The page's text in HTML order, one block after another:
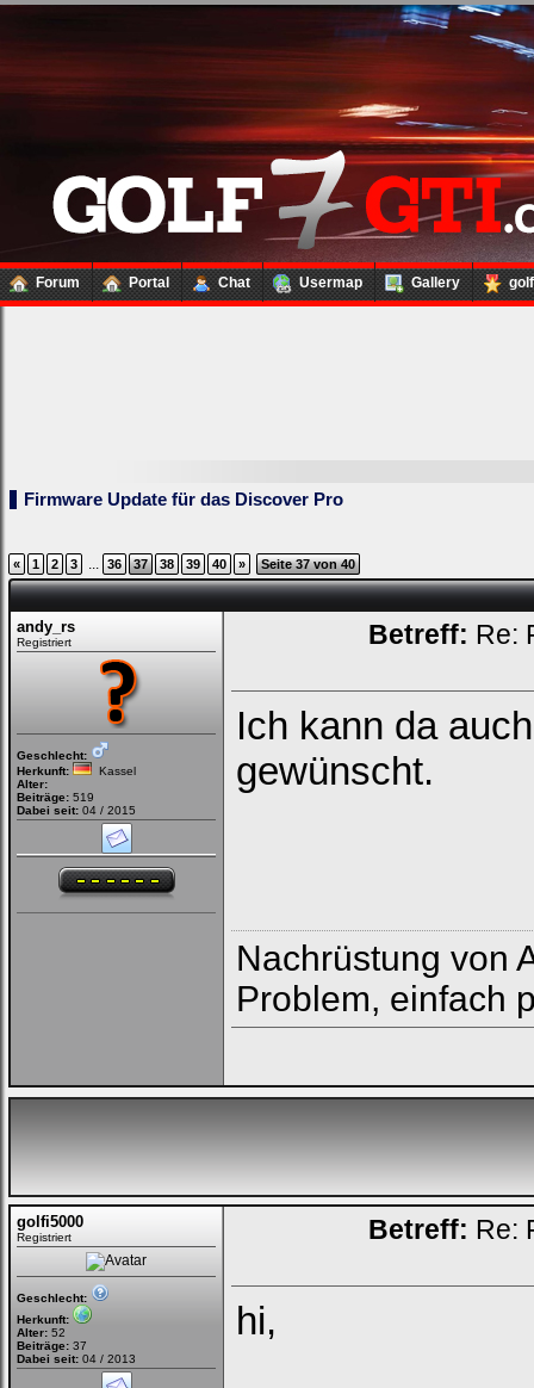
Forum Portal Chat Usermap Gallery
Loginbox
Firmware Update für das Discover Pro
« 1 2 3 ... 36 37 38 39 40 » Seite 37 von 40
andy_rs
Registriert
Geschlecht:
Herkunft:
Kassel
Alter:
Beiträge: 519
Dabei seit: 04 / 2015
Betreff: Re:
Ich kann da
gewünscht.
Nachrüstung von
Problem, einfach
golfi5000
Registriert
Geschlecht:
Herkunft:
Alter: 52
Beiträge: 37
Dabei seit: 04 / 2013
Betreff: Re:
hi,